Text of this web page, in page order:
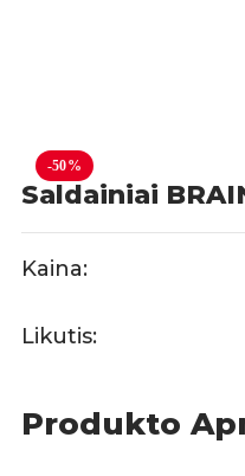
-50%
Saldainiai
Kaina:
Likutis:
Produkto